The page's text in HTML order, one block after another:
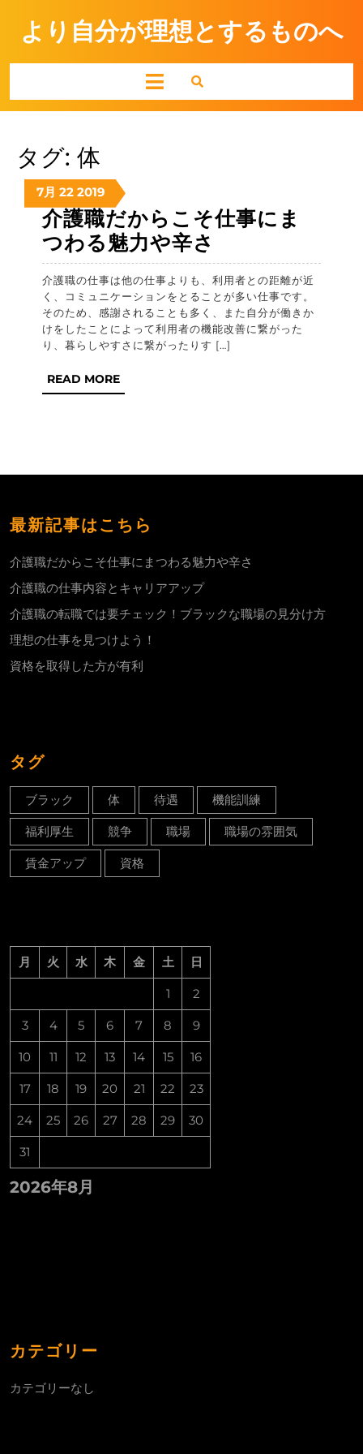
contentより自分が理想とするものへ
Open
Button
タグ: 体
7月 2019-
7-
22
月
曜
日
222019-
7-
22
月
曜
日
2019 2019-
7-
22
月
曜
日
介護職だからこそ仕事にま
つわる魅力や辛さ
護
職
だ
か
わ
魅
介護職の仕事は他の仕事よりも、利用者との距離が近
く、コミュニケーションをとることが多い仕事です。
そのため、感謝されることも多く、また自分が働きか
けをしたことによって利用者の機能改善に繋がった
り、暮らしやすさに繋がったりす […]
READ MOREREAD
MORE
最新記事はこちら
介護職だからこそ仕事にまつわる魅力や辛さ
介護職の仕事内容とキャリアアップ
介護職の転職では要チェック！ブラックな職場の見分け方
理想の仕事を見つけよう！
資格を取得した方が有利
タグ
ブラック 体 待遇 機能訓練
福利厚生 競争 職場 職場の雰囲気
賃金アップ 資格
2026年8月
月 火 水 木 金 土 日
1 2
3 4 5 6 7 8 9
10 11 12 13 14 15 16
17 18 19 20 21 22 23
24 25 26 27 28 29 30
31
カテゴリー
カテゴリーなし